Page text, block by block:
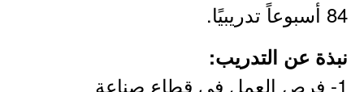
84 أسبوعاً تدريبيًا.
نبذة عن التدريب:
1- فرص العمل في قطاع صناعة